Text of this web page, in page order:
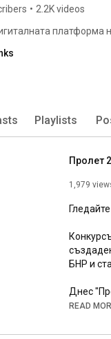
• 2.2K videos
платформа
Playlists
1,979
БНР и
Днес
READ